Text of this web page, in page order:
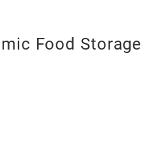
Food Storage